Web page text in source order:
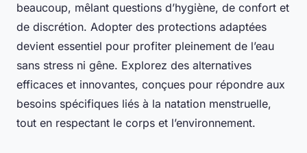
beaucoup, mêlant questions d’hygiène, de confort et
de discrétion. Adopter des protections adaptées
devient essentiel pour profiter pleinement de l’eau
sans stress ni gêne. Explorez des alternatives
efficaces et innovantes, conçues pour répondre aux
besoins spécifiques liés à la natation menstruelle,
tout en respectant le corps et l’environnement.